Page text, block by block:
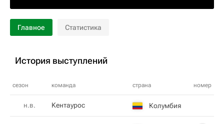
Главное Статистика
История выступлений
сезон команда страна номер
н.в. Kентаурос Колумбия